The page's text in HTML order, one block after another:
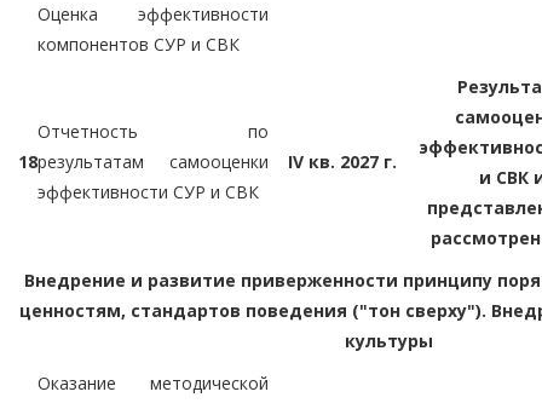
Оценка эффективности
компонентов СУР и СВК
18
Отчетность по
результатам самооценки
эффективности СУР и СВК
IV кв. 2027 г.
и СВК
Внедрение и развитие приверженности принципу
ценностям, стандартов поведения ("тон сверху").
культуры
Оказание методической